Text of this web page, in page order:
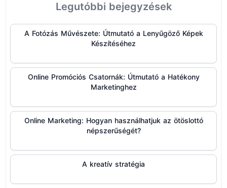
Legutóbbi bejegyzések
A Fotózás Művészete: Útmutató a Lenyűgöző Képek
Készítéséhez
Online Promóciós Csatornák: Útmutató a Hatékony
Marketinghez
Online Marketing: Hogyan használhatjuk az ötöslottó
népszerűségét?
A kreatív stratégia